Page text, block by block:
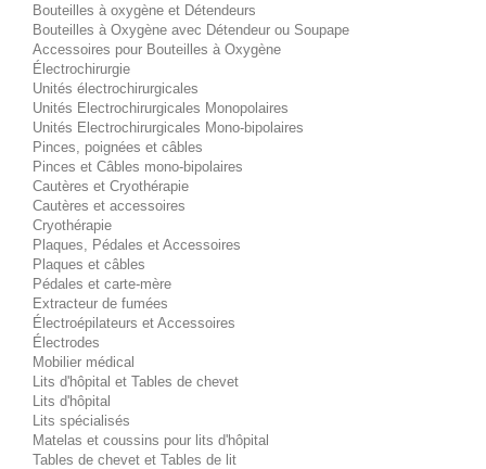
Bouteilles à oxygène et Détendeurs
Bouteilles à Oxygène avec Détendeur ou Soupape
Accessoires pour Bouteilles à Oxygène
Électrochirurgie
Unités électrochirurgicales
Unités Electrochirurgicales Monopolaires
Unités Electrochirurgicales Mono-bipolaires
Pinces, poignées et câbles
Pinces et Câbles mono-bipolaires
Cautères et Cryothérapie
Cautères et accessoires
Cryothérapie
Plaques, Pédales et Accessoires
Plaques et câbles
Pédales et carte-mère
Extracteur de fumées
Électroépilateurs et Accessoires
Électrodes
Mobilier médical
Lits d'hôpital et Tables de chevet
Lits d'hôpital
Lits spécialisés
Matelas et coussins pour lits d'hôpital
Tables de chevet et Tables de lit